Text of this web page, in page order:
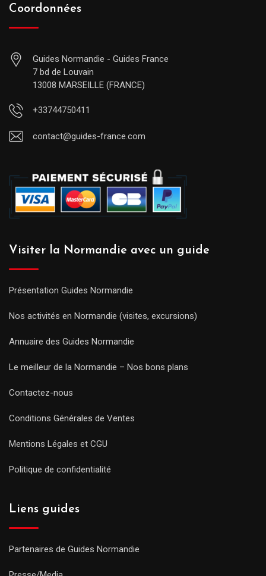
Coordonnées
Guides Normandie - Guides France
7 bd de Louvain
13008 MARSEILLE (FRANCE)
+33744750411
contact@guides-france.com
Visiter la Normandie avec un guide
Présentation Guides Normandie
Nos activités en Normandie (visites, excursions)
Annuaire des Guides Normandie
Le meilleur de la Normandie – Nos bons plans
Contactez-nous
Conditions Générales de Ventes
Mentions Légales et CGU
Politique de confidentialité
Liens guides
Partenaires de Guides Normandie